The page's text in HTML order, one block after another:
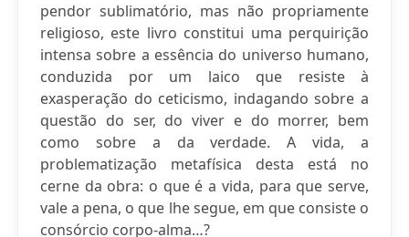
pendor sublimatório, mas não propriamente
religioso, este livro constitui uma perquirição
intensa sobre a essência do universo humano,
conduzida por um laico que resiste à
exasperação do ceticismo, indagando sobre a
questão do ser, do viver e do morrer, bem
como sobre a da verdade. A vida, a
problematização metafísica desta está no
cerne da obra: o que é a vida, para que serve,
vale a pena, o que lhe segue, em que consiste o
consórcio corpo-alma…?